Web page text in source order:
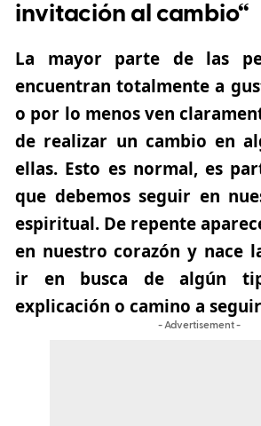
invitación al cambio“
La mayor parte de las
encuentran totalmente a
o por lo menos ven
de realizar un cambio en
ellas. Esto es normal, es
que debemos seguir en
espiritual. De repente
en nuestro corazón y nace
ir en busca de algún
explicación o camino a
- Advertisement -